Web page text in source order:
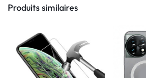
Produits similaires